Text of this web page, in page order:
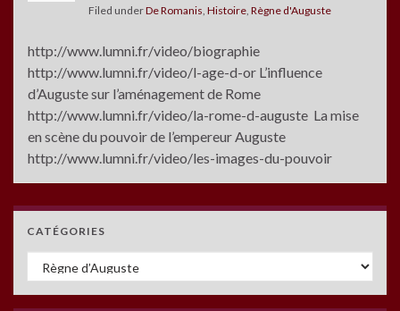
Filed underDe Romanis Histoire Règne d'Auguste
http://www.lumni.fr/video/biographie
http://www.lumni.fr/video/l-age-d-or L’influence
d’Auguste sur l’aménagement de Rome
http://www.lumni.fr/video/la-rome-d-auguste La mise
en scène du pouvoir de l’empereur Auguste
http://www.lumni.fr/video/les-images-du-pouvoir
CATÉGORIES
Catégories